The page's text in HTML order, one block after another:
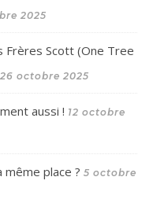
2025
Frères Scott (One Tree
26 octobre 2025
aussi ! 12 octobre
place ? 5 octobre